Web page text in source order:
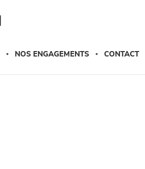
NOS ENGAGEMENTS CONTACT